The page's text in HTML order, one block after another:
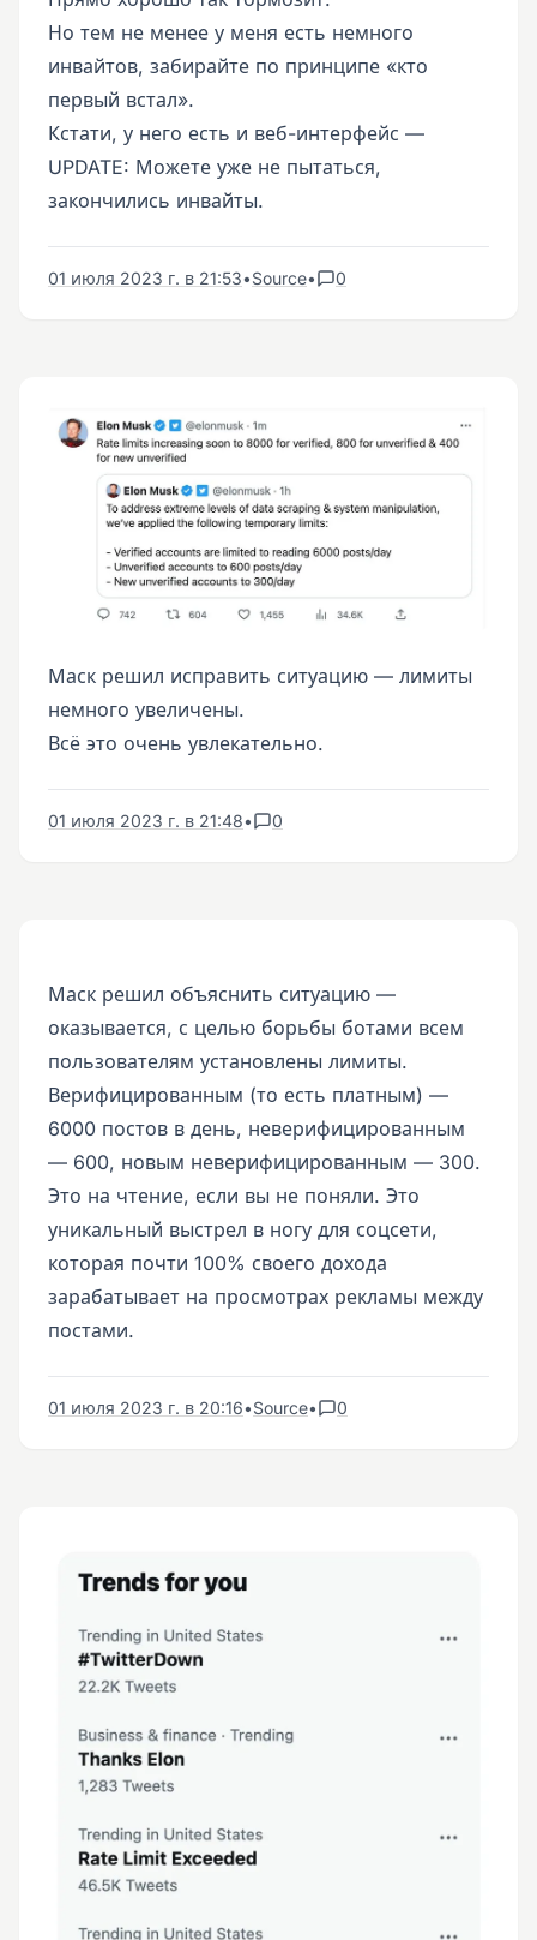
Но тем не менее у меня есть немного
инвайтов, забирайте по принципе «кто
первый встал».
Кстати, у него есть и веб-интерфейс —
UPDATE: Можете уже не пытаться,
закончились инвайты.
01 июля 2023 г. в 21:53•Source• 0
Маск решил исправить ситуацию — лимиты
немного увеличены.
Всё это очень увлекательно.
01 июля 2023 г. в 21:48• 0
Маск решил объяснить ситуацию —
оказывается, с целью борьбы ботами всем
пользователям установлены лимиты.
Верифицированным (то есть платным) —
6000 постов в день, неверифицированным
— 600, новым неверифицированным — 300.
Это на чтение, если вы не поняли. Это
уникальный выстрел в ногу для соцсети,
которая почти 100% своего дохода
зарабатывает на просмотрах рекламы между
постами.
01 июля 2023 г. в 20:16•Source• 0